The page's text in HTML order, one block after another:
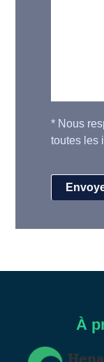
* Nous
toutes les
À